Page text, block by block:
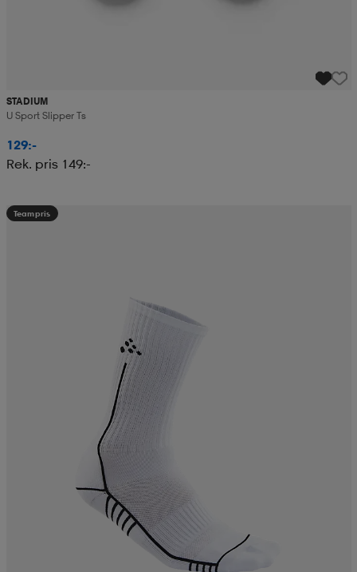
STADIUM
U Sport Slipper Ts
129:-
Rek. pris 149:-
Teampris